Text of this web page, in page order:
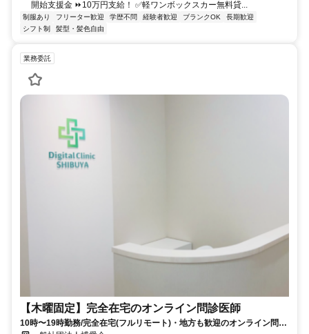
開始支援金 ⏩10万円支給！ ✅軽ワンボックスカー無料貸...
制服あり フリーター歓迎 学歴不問 経験者歓迎 ブランクOK
長期歓迎
シフト制
髪型・髪色自由
業務委託
【木曜固定】完全在宅のオンライン問診医師
10時〜19時勤務/完全在宅(フルリモート)・地方も歓迎のオンライン問診